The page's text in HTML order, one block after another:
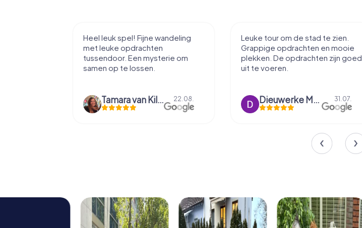
Heel leuk spel! Fijne wandeling
met leuke opdrachten
tussendoor. Een mysterie om
samen op te lossen.
Tamara van Kilsdonk 22.08.
Leuke tour om de stad te zien.
Grappige opdrachten en mooie
plekken. De opdrachten zijn goed
uit te voeren.
Dieuwerke Meerlo 31.07.